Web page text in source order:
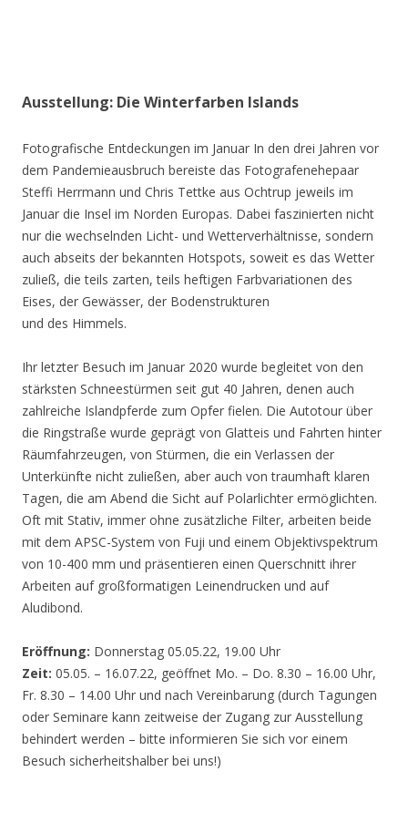
Ausstellung: Die Winterfarben Islands
Fotografische Entdeckungen im Januar In den drei Jahren vor
dem Pandemieausbruch bereiste das Fotografenehepaar
Steffi Herrmann und Chris Tettke aus Ochtrup jeweils im
Januar die Insel im Norden Europas. Dabei faszinierten nicht
nur die wechselnden Licht- und Wetterverhältnisse, sondern
auch abseits der bekannten Hotspots, soweit es das Wetter
zuließ, die teils zarten, teils heftigen Farbvariationen des
Eises, der Gewässer, der Bodenstrukturen
und des Himmels.
Ihr letzter Besuch im Januar 2020 wurde begleitet von den
stärksten Schneestürmen seit gut 40 Jahren, denen auch
zahlreiche Islandpferde zum Opfer fielen. Die Autotour über
die Ringstraße wurde geprägt von Glatteis und Fahrten hinter
Räumfahrzeugen, von Stürmen, die ein Verlassen der
Unterkünfte nicht zuließen, aber auch von traumhaft klaren
Tagen, die am Abend die Sicht auf Polarlichter ermöglichten.
Oft mit Stativ, immer ohne zusätzliche Filter, arbeiten beide
mit dem APSC-System von Fuji und einem Objektivspektrum
von 10-400 mm und präsentieren einen Querschnitt ihrer
Arbeiten auf großformatigen Leinendrucken und auf
Aludibond.
Eröffnung: Donnerstag 05.05.22, 19.00 Uhr
Zeit: 05.05. – 16.07.22, geöffnet Mo. – Do. 8.30 – 16.00 Uhr,
Fr. 8.30 – 14.00 Uhr und nach Vereinbarung (durch Tagungen
oder Seminare kann zeitweise der Zugang zur Ausstellung
behindert werden – bitte informieren Sie sich vor einem
Besuch sicherheitshalber bei uns!)